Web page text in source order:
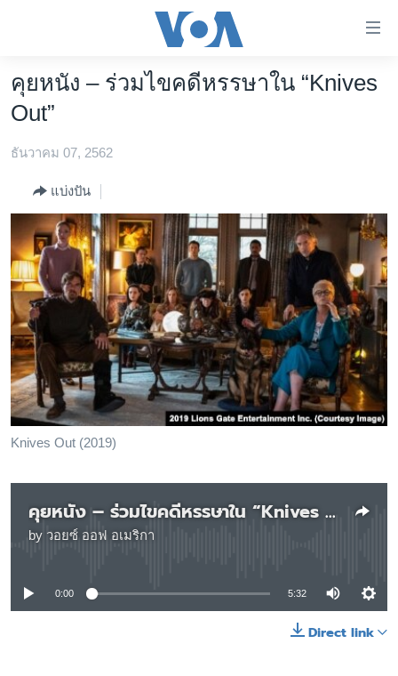
ต่อ
ข้าม
ไป
เนื้อหา
ไป
หน้า
หลัก
ข้าม
ไป
การ
ค้นหา
หน้าหลัก
โลก
เอเชีย
สหรัฐฯ
ไทย
ธุรกิจ
วิทยาศาสตร์
สังคมและสุขภาพ
ไลฟ์สไตล์
ตรวจสอบข่าว
เรียนรู้ภาษาอังกฤษ
พอดคาสต์
คุยหนัง – ร่วมไขคดีหรรษาใน “Knives
Out”
ธันวาคม 07, 2562
แบ่งปัน
Knives Out (2019)
คุยหนัง – ร่วมไขคดีหรรษาใน “Knives Out”
by วอยซ์ ออฟ อเมริกา
No media source currently available
0:00 5:32
Direct link